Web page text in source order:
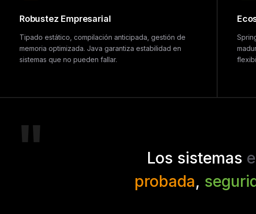
Robustez Empresarial
Tipado estático, compilación anticipada, gestión de
memoria optimizada. Java garantiza estabilidad en
sistemas que no pueden fallar.
Los sistemas
probada,